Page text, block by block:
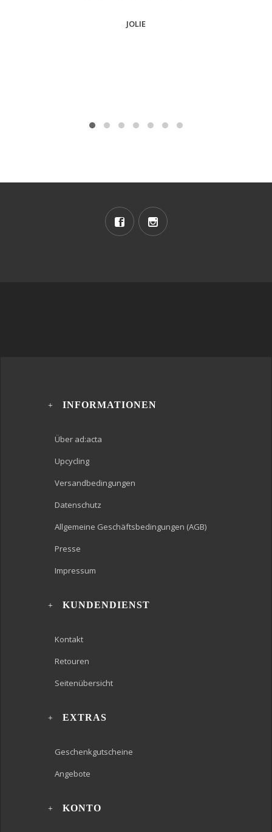
INFORMATIONEN
Über ad:acta
Upcycling
Versandbedingungen
Datenschutz
Allgemeine Geschäftsbedingungen (AGB)
Presse
Impressum
KUNDENDIENST
Kontakt
Retouren
Seitenübersicht
EXTRAS
Geschenkgutscheine
Angebote
KONTO